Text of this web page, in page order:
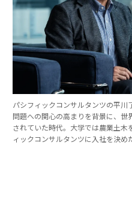
パシフィックコンサルタンツの平
問題への関心の高まりを背景に、
されていた時代。大学では農業土
ィックコンサルタンツに入社を決め